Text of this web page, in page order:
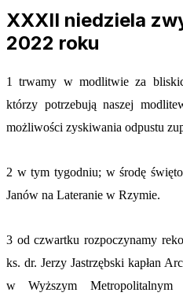
XXXII niedziela
2022 roku
1 trwamy w modlitwie za
którzy potrzebują naszej
możliwości zyskiwania odpustu
2 w tym tygodniu; w środę
Janów na Lateranie w Rzymie.
3 od czwartku rozpoczynamy
ks. dr. Jerzy Jastrzębski kapłan
w Wyższym